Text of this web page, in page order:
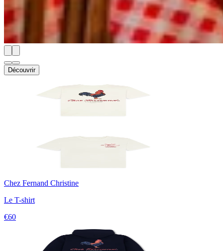
Découvrir
Chez Fernand Christine
Le T-shirt
€60